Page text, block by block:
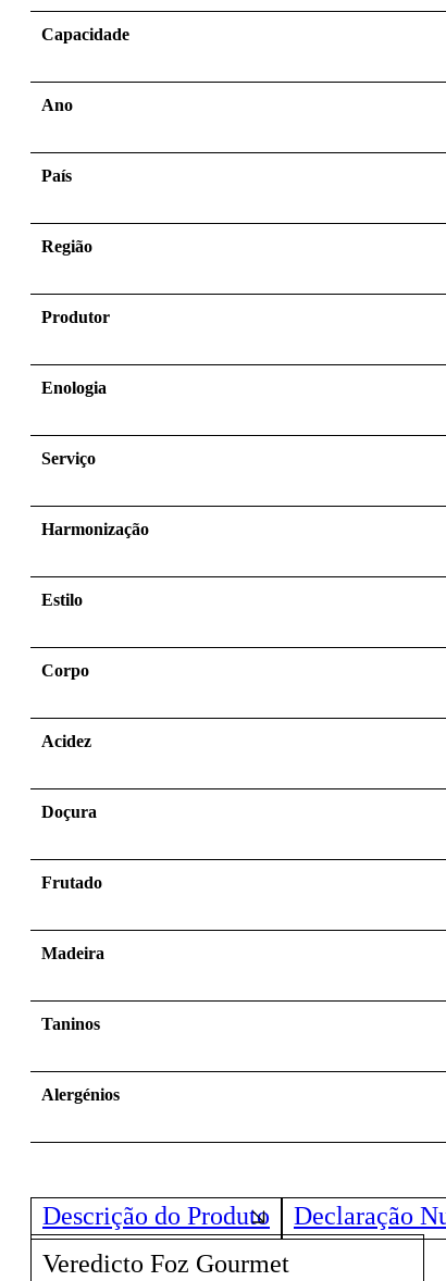
Capacidade
Ano
País
Região
Produtor
Enologia
Serviço
Harmonização
Estilo
Corpo
Acidez
Doçura
Frutado
Madeira
Taninos
Alergénios
Descrição do Produto
Declaração
Veredicto Foz Gourmet